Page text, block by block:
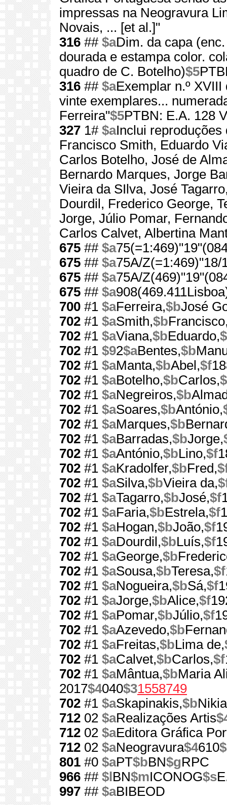
impressas na Neogravura
Novais, ... [et al.]"
316 ## $aDim. da capa
dourada e estampa color.
quadro de C. Botelho)$5
316 ## $aExemplar n.º
vinte exemplares...
Ferreira"$5PTBN: E.A. 128
327 1# $aInclui reproduções
Francisco Smith, Eduardo
Carlos Botelho, José de
Bernardo Marques, Jorge
Vieira da SIlva, José
Dourdil, Frederico George,
Jorge, Júlio Pomar,
Carlos Calvet, Albertina
675 ## $a
675 ## $a75A/Z(=1:469)"18/
675 ## $a75A/
675 ## $a
700 #1 $aFerreira,$bJosé
702 #1 $aSmith,$b
702 #1 $aViana,$bEduardo,
702 #1 $92$aBentes,$b
702 #1 $aManta,$bAbel,$f
702 #1 $aBotelho,$bCarlos,
702 #1 $aNegreiros,$b
702 #1 $aSoares,$bAntónio,
702 #1 $aMarques,$b
702 #1 $aBarradas,$bJorge,
702 #1 $aAntónio,$bLino,$f
702 #1 $aKradolfer,$bFred,
702 #1 $aSilva,$bVieira da,
702 #1 $aTagarro,$bJosé,$f
702 #1 $aFaria,$bEstrela,$f
702 #1 $aHogan,$bJoão,$f
702 #1 $aDourdil,$bLuís,$f
702 #1 $aGeorge,$b
702 #1 $aSousa,$bTeresa,$f
702 #1 $aNogueira,$bSá,$f
702 #1 $aJorge,$bAlice,$f
702 #1 $aPomar,$bJúlio,$f
702 #1 $aAzevedo,$b
702 #1 $aFreitas,$bLima de,
702 #1 $aCalvet,$bCarlos,$f
702 #1 $aMântua,$bMaria
2017$4040$31558749
702 #1 $aSkapinakis,$b
712 02 $aRealizações Artis
712 02 $aEditora Gráfica
712 02 $aNeogravura$4610
801 #0 $aPT$bBN$gRPC
966 ## $l BN$mICONOG$s
997 ## $aBIBEOD